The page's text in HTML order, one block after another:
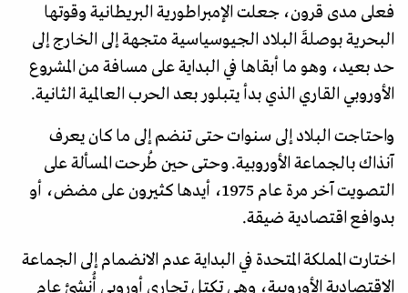
فعلى مدى قرون، جعلت الإمبراطورية البريطانية وقوتها
البحرية بوصلةَ البلاد الجيوسياسية متجهة إلى الخارج إلى
حد بعيد، وهو ما أبقاها في البداية على مسافة من المشروع
الأوروبي القاري الذي بدأ يتبلور بعد الحرب العالمية الثانية.
واحتاجت البلاد إلى سنوات حتى تنضم إلى ما كان يعرف
آنذاك بالجماعة الأوروبية. وحتى حين طُرحت المسألة على
التصويت آخر مرة عام 1975، أيدها كثيرون على مضض، أو
بدوافع اقتصادية ضيقة.
اختارت المملكة المتحدة في البداية عدم الانضمام إلى الجماعة
الاقتصادية الأوروبية، وهي تكتل تجاري أوروبي أُنشئ عام